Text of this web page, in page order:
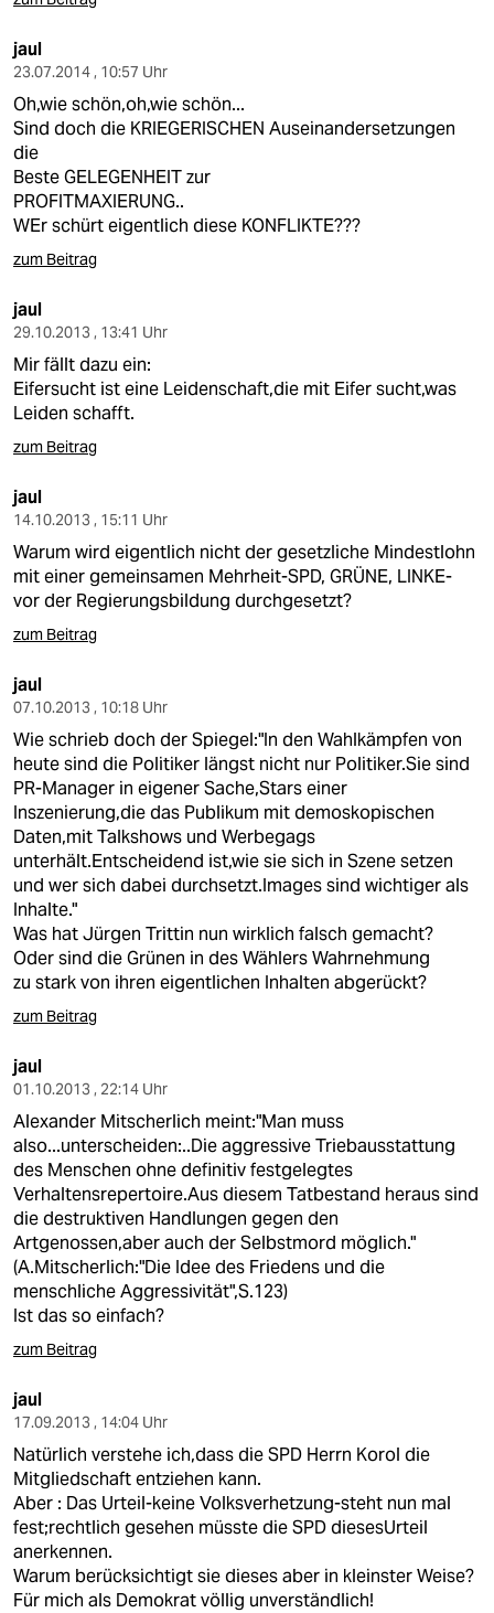
jaul
23.07.2014 , 10:57 Uhr
Oh,wie schön,oh,wie schön...
Sind doch die KRIEGERISCHEN Auseinandersetzungen
die
Beste GELEGENHEIT zur
PROFITMAXIERUNG..
WEr schürt eigentlich diese KONFLIKTE???
zum Beitrag
jaul
29.10.2013 , 13:41 Uhr
Mir fällt dazu ein:
Eifersucht ist eine Leidenschaft,die mit Eifer sucht,was
Leiden schafft.
zum Beitrag
jaul
14.10.2013 , 15:11 Uhr
Warum wird eigentlich nicht der gesetzliche Mindestlohn
mit einer gemeinsamen Mehrheit-SPD, GRÜNE, LINKE-
vor der Regierungsbildung durchgesetzt?
zum Beitrag
jaul
07.10.2013 , 10:18 Uhr
Wie schrieb doch der Spiegel:"In den Wahlkämpfen von
heute sind die Politiker längst nicht nur Politiker.Sie sind
PR-Manager in eigener Sache,Stars einer
Inszenierung,die das Publikum mit demoskopischen
Daten,mit Talkshows und Werbegags
unterhält.Entscheidend ist,wie sie sich in Szene setzen
und wer sich dabei durchsetzt.Images sind wichtiger als
Inhalte."
Was hat Jürgen Trittin nun wirklich falsch gemacht?
Oder sind die Grünen in des Wählers Wahrnehmung
zu stark von ihren eigentlichen Inhalten abgerückt?
zum Beitrag
jaul
01.10.2013 , 22:14 Uhr
Alexander Mitscherlich meint:"Man muss
also...unterscheiden:..Die aggressive Triebausstattung
des Menschen ohne definitiv festgelegtes
Verhaltensrepertoire.Aus diesem Tatbestand heraus sind
die destruktiven Handlungen gegen den
Artgenossen,aber auch der Selbstmord möglich."
(A.Mitscherlich:"Die Idee des Friedens und die
menschliche Aggressivität",S.123)
Ist das so einfach?
zum Beitrag
jaul
17.09.2013 , 14:04 Uhr
Natürlich verstehe ich,dass die SPD Herrn Korol die
Mitgliedschaft entziehen kann.
Aber : Das Urteil-keine Volksverhetzung-steht nun mal
fest;rechtlich gesehen müsste die SPD diesesUrteil
anerkennen.
Warum berücksichtigt sie dieses aber in kleinster Weise?
Für mich als Demokrat völlig unverständlich!